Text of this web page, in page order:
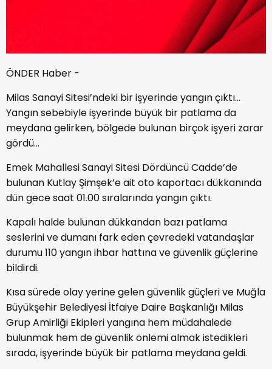
ÖNDER Haber -
Milas Sanayi Sitesi’ndeki bir işyerinde yangın çıktı…
Yangın sebebiyle işyerinde büyük bir patlama da
meydana gelirken, bölgede bulunan birçok işyeri zarar
gördü…
Emek Mahallesi Sanayi Sitesi Dördüncü Cadde’de
bulunan Kutlay Şimşek’e ait oto kaportacı dükkanında
dün gece saat 01.00 sıralarında yangın çıktı.
Kapalı halde bulunan dükkandan bazı patlama
seslerini ve dumanı fark eden çevredeki vatandaşlar
durumu 110 yangın ihbar hattına ve güvenlik güçlerine
bildirdi.
Kısa sürede olay yerine gelen güvenlik güçleri ve Muğla
Büyükşehir Belediyesi İtfaiye Daire Başkanlığı Milas
Grup Amirliği Ekipleri yangına hem müdahalede
bulunmak hem de güvenlik önlemi almak istedikleri
sırada, işyerinde büyük bir patlama meydana geldi.